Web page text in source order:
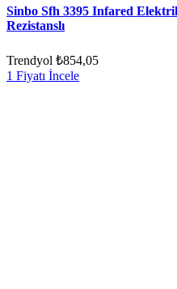
Sinbo Sfh 3395 Infared
Rezistanslı
Trendyol ₺854,05
1 Fiyatı İncele